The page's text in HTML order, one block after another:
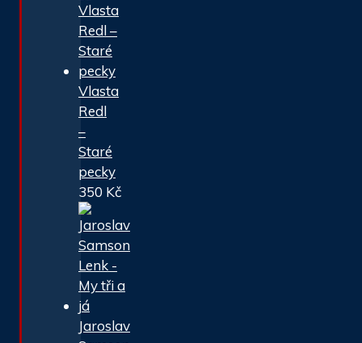
Vlasta
Redl
–
Staré
pecky
350 Kč
Jaroslav